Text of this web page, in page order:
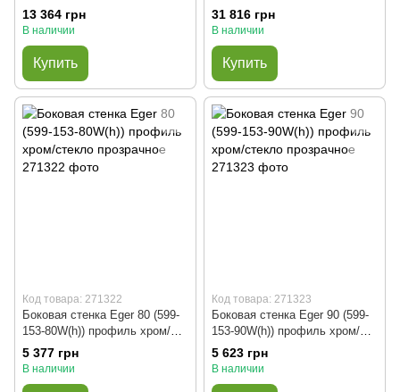
стекло прозрачное
13 364 грн
В наличии
Купить
профиль хром/стекло
прозрачное
31 816 грн
В наличии
Купить
Код товара: 271322
Боковая стенка Eger 80 (599-
153-80W(h)) профиль хром/
стекло прозрачное
5 377 грн
В наличии
Код товара: 271323
Боковая стенка Eger 90 (599-
153-90W(h)) профиль хром/
стекло прозрачное
5 623 грн
В наличии